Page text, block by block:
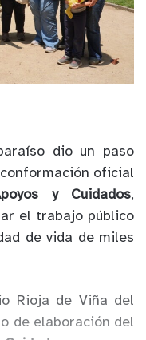
dio un paso
oficial
y Cuidados,
el trabajo público
de vida de miles
Rioja de Viña del
de elaboración del